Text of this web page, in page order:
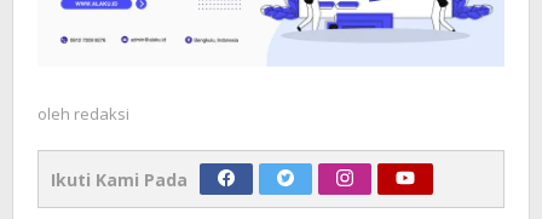
oleh redaksi
Ikuti Kami Pada